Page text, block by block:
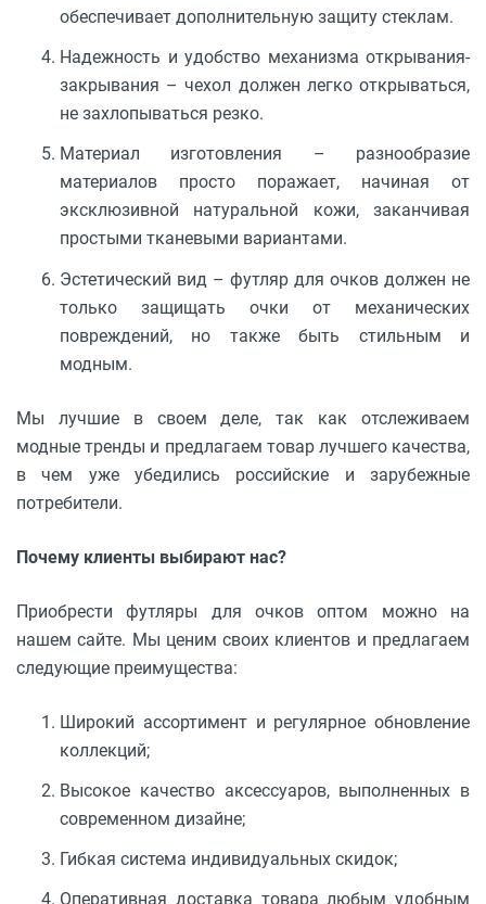
обеспечивает дополнительную защиту стеклам.
Надежность и удобство механизма открывания-
закрывания – чехол должен легко открываться,
не захлопываться резко.
Материал изготовления – разнообразие
материалов просто поражает, начиная от
эксклюзивной натуральной кожи, заканчивая
простыми тканевыми вариантами.
Эстетический вид – футляр для очков должен не
только защищать очки от механических
повреждений, но также быть стильным и
модным.
Мы лучшие в своем деле, так как отслеживаем
модные тренды и предлагаем товар лучшего качества,
в чем уже убедились российские и зарубежные
потребители.
Почему клиенты выбирают нас?
Приобрести футляры для очков оптом можно на
нашем сайте. Мы ценим своих клиентов и предлагаем
следующие преимущества:
Широкий ассортимент и регулярное обновление
коллекций;
Высокое качество аксессуаров, выполненных в
современном дизайне;
Гибкая система индивидуальных скидок;
Оперативная доставка товара любым удобным